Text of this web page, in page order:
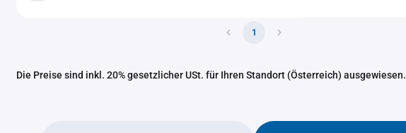
1
Die Preise sind inkl. 20% gesetzlicher USt. für Ihren Standort (Österreich) ausgewiesen.